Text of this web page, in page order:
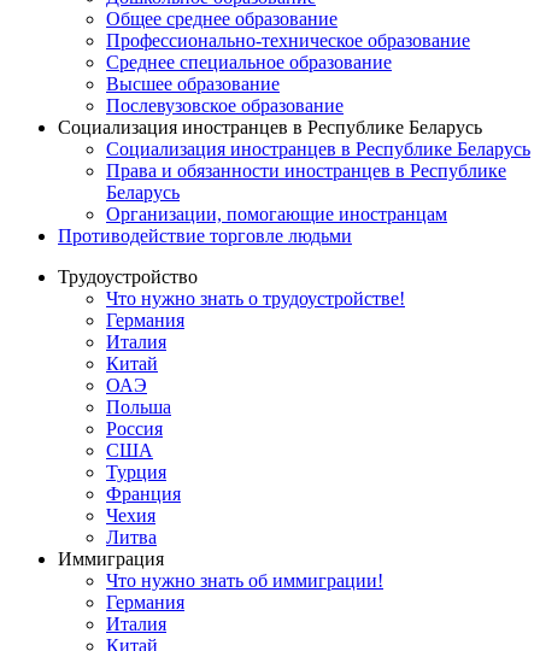
Общее среднее образование
Профессионально-техническое образование
Среднее специальное образование
Высшее образование
Послевузовское образование
Социализация иностранцев в Республике Беларусь
Социализация иностранцев в Республике Беларусь
Права и обязанности иностранцев в Республике
Беларусь
Oрганизации, помогающие иностранцам
Противодействие торговле людьми
Трудоустройство
Что нужно знать о трудоустройстве!
Германия
Италия
Китай
ОАЭ
Польша
Россия
США
Турция
Франция
Чехия
Литва
Иммиграция
Что нужно знать об иммиграции!
Германия
Италия
Китай